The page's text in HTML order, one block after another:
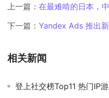
上一篇： 在最难啃的日本，
下一篇： Yandex Ads 推出新版移动广
相关新闻
登上社交榜Top11 热门IP游戏